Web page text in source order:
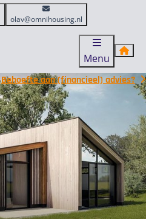
olav@omnihousing.nl
Menu
Behoefte aan (financieel) advies?